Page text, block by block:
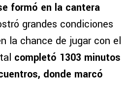
formó en la cantera
grandes condiciones
la chance de jugar con el
completó 1303 minutos
donde marcó